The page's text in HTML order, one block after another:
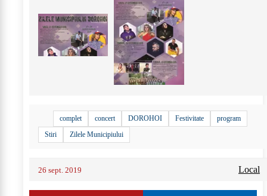
complet concert DOROHOI Festivitate
program
Stiri
Zilele Municipiului
26 sept. 2019 Local